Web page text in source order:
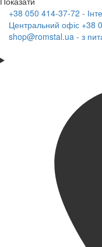
+38 050 414-37-72 -
Центральний офіс +38
shop@romstal.ua - з